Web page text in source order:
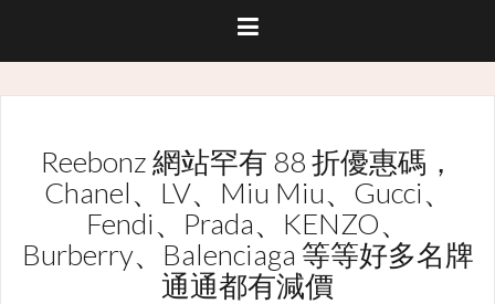
Reebonz 網站罕有 88 折優惠碼，
Chanel、LV、Miu Miu、Gucci、
Fendi、Prada、KENZO、
Burberry、Balenciaga 等等好多名牌
通通都有減價